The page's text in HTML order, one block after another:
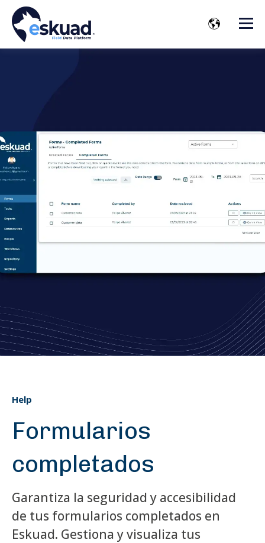
Help
Formularios
completados
Garantiza la seguridad y accesibilidad
de tus formularios completados en
Eskuad. Gestiona y visualiza tus